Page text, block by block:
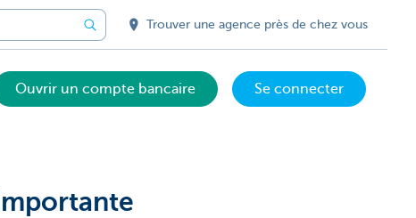
Trouver une agence près de chez vous
Ouvrir un compte bancaire Se connecter